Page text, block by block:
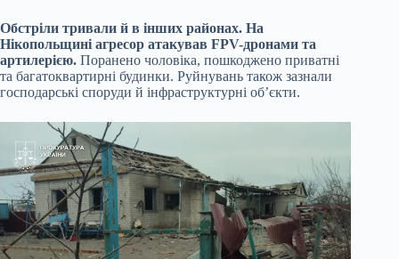
Обстріли тривали й в інших районах. На
Нікопольщині агресор атакував FPV-дронами та
артилерією. Поранено чоловіка, пошкоджено приватні
та багатоквартирні будинки. Руйнувань також зазнали
господарські споруди й інфраструктурні об’єкти.